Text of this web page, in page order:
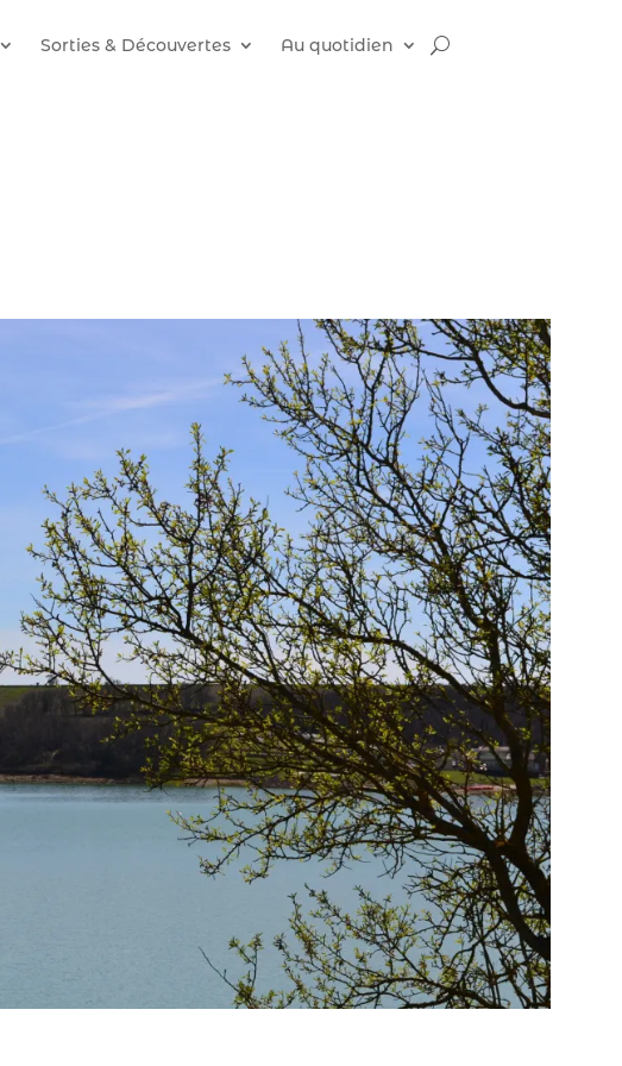
Sorties & Découvertes Au quotidien